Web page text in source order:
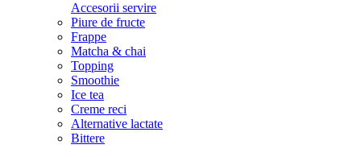
Accesorii servire
Piure de fructe
Frappe
Matcha & chai
Topping
Smoothie
Ice tea
Creme reci
Alternative lactate
Bittere